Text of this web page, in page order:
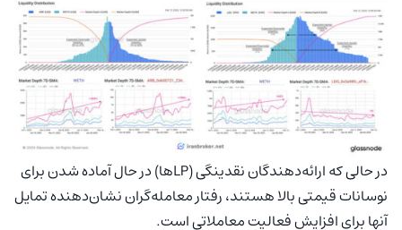
در حالی که ارائه‌دهندگان نقدینگی (LPها) در حال آماده شدن برای
نوسانات قیمتی بالا هستند، رفتار معامله‌گران نشان‌دهنده تمایل
آنها برای افزایش فعالیت معاملاتی است.